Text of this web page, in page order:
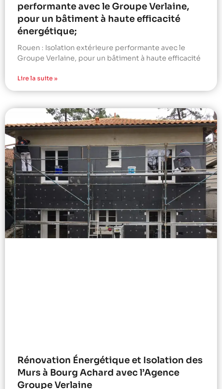
performante avec le Groupe Verlaine,
pour un bâtiment à haute efficacité
énergétique;
Rouen : Isolation extérieure performante avec le
Groupe Verlaine, pour un bâtiment à haute efficacité
Lire la suite »
Rénovation Énergétique et Isolation des
Murs à Bourg Achard avec l’Agence
Groupe Verlaine